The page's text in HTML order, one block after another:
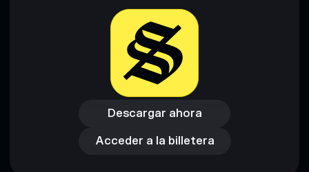
Descargar ahora
Descargar ahora
Acceder a la billetera
Acceder a la billetera